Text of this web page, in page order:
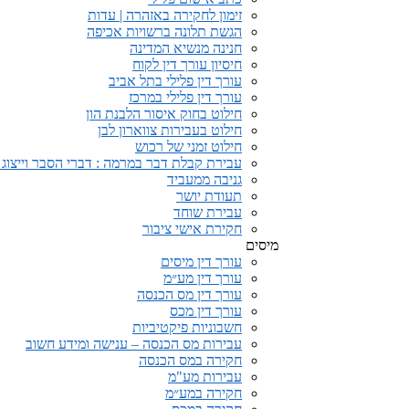
זימון לחקירה באזהרה | עדות
הגשת תלונה ברשויות אכיפה
חנינה מנשיא המדינה
חיסיון עורך דין לקוח
עורך דין פלילי בתל אביב
עורך דין פלילי במרכז
חילוט בחוק איסור הלבנת הון
חילוט בעבירות צווארון לבן
חילוט זמני של רכוש
עבירת קבלת דבר במרמה : דברי הסבר
גניבה ממעביד
תעודת יושר
עבירת שוחד
חקירת אישי ציבור
מיסים
עורך דין מיסים
עורך דין מע״מ
עורך דין מס הכנסה
עורך דין מכס
חשבוניות פיקטיביות
עבירות מס הכנסה – ענישה ומידע חשוב
חקירה במס הכנסה
עבירות מע"מ
חקירה במע״מ